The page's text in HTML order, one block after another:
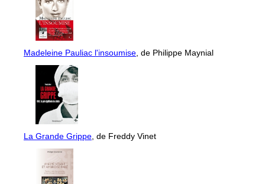
Madeleine Pauliac l'insoumise , de Philippe Maynial
La Grande Grippe , de Freddy Vinet